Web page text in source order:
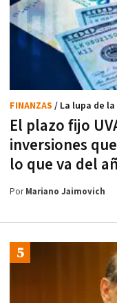
El plazo fijo
inversiones
lo que va del
FINANZAS / La lupa de
PorMariano Jaimovich